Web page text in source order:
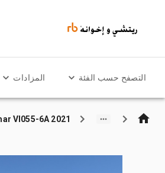
التصفح حسب الفئة المزادات
2021 Yanmar VI055-6A حفارة صغيرة